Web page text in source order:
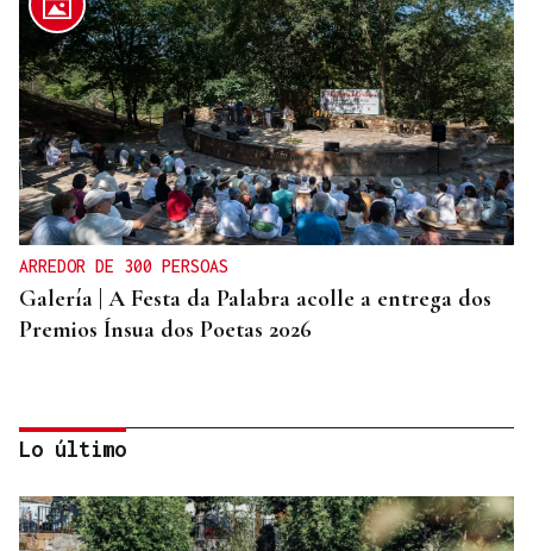
ARREDOR DE 300 PERSOAS
Galería | A Festa da Palabra acolle a entrega dos
Premios Ínsua dos Poetas 2026
Lo último